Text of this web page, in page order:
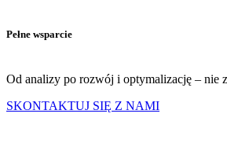
Pełne wsparcie
Od analizy po rozwój i optymalizację – nie
SKONTAKTUJ SIĘ Z NAMI